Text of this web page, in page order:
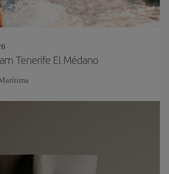
Tenerife El Médano